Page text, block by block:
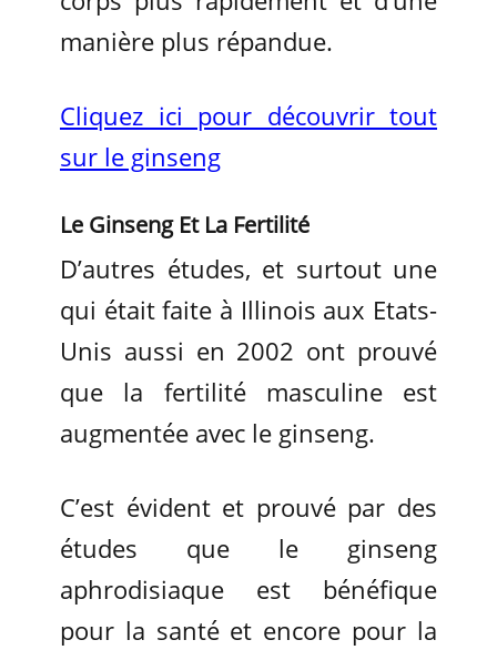
manière plus répandue.
Cliquez ici pour découvrir tout
sur le ginseng
Le Ginseng Et La Fertilité
D’autres études, et surtout une
qui était faite à Illinois aux Etats-
Unis aussi en 2002 ont prouvé
que la fertilité masculine est
augmentée avec le ginseng.
C’est évident et prouvé par des
études que le ginseng
aphrodisiaque est bénéfique
pour la santé et encore pour la